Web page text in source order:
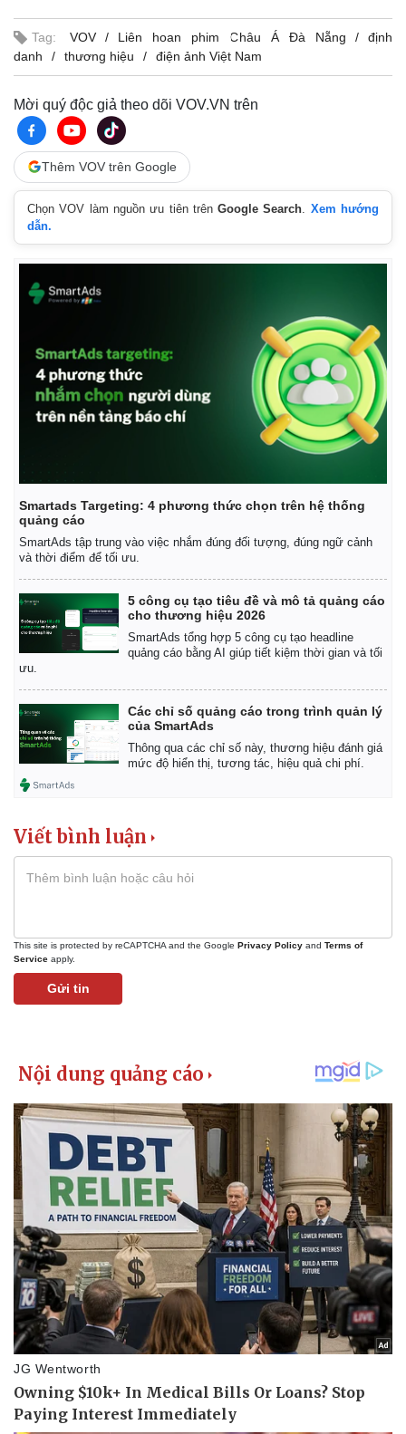
Thể thao
Thế giới thể thao
Tag: VOV Liên hoan phim Châu Á Đà Nẵng
định
danh
thương hiệu điện ảnh Việt Nam
Mời quý độc giả theo dõi VOV.VN trên
Thêm VOV trên Google
Chọn VOV làm nguồn ưu tiên trênGoogle Search
Xem hướng
dẫn.
Smartads Targeting: 4 phương thức chọn trên hệ thống
quảng cáo
SmartAds tập trung vào việc nhắm đúng đối tượng, đúng ngữ cảnh
và thời điểm để tối ưu.
5 công cụ tạo tiêu đề và mô tả quảng cáo
cho thương hiệu 2026
SmartAds tổng hợp 5 công cụ tạo headline
quảng cáo bằng AI giúp tiết kiệm thời gian và tối
ưu.
Các chỉ số quảng cáo trong trình quản lý
của SmartAds
Thông qua các chỉ số này, thương hiệu đánh giá
mức độ hiển thị, tương tác, hiệu quả chi phí.
Viết bình luận
This site is protected by reCAPTCHA and the Google Privacy Policy and Terms of
Service apply.
Gửi tin